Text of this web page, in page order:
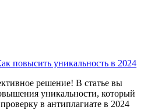
уникальность в 2024
решение! В статье вы
уникальности, который
в антиплагиате в 2024